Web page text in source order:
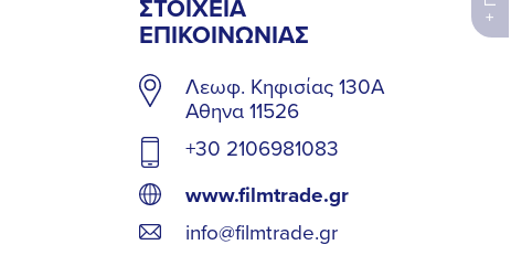
ΣΤΟΙΧΕΊΑ
ΕΠΙΚΟΙΝΩΝΊΑΣ
Λεωφ. Κηφισίας 130Α
Αθηνα 11526
+30 2106981083
www.filmtrade.gr
info@filmtrade.gr